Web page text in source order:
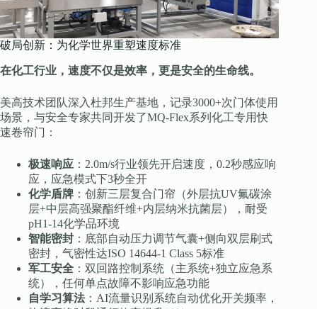
破局创新：为化学世界重塑速度标准
在化工行业，速度不仅是效率，更是安全的生命线。
美高技术团队深入杜邦生产基地，记录3000+次门体使用
场景，与安全专家共同开发了MQ-Flex系列化工专用快
速卷帘门：
极速响应 ：2.0m/s行业领先开启速度，0.2秒感应响
应，应急模式下3秒全开
化学盾牌 ：创新三层复合门帘（外层抗UV氟碳涂
层+中层高强聚酯纤维+内层纳米抗菌层），耐受
pH1-14化学品环境
智能密封 ：底部自动压力调节气囊+侧向双层刷式
密封，气密性达ISO 14644-1 Class 5标准
军工安全 ：双回路控制系统（主系统+独立应急系
统），任何单点故障不影响应急功能
自学习算法：AI流量识别系统自动优化开关频率，